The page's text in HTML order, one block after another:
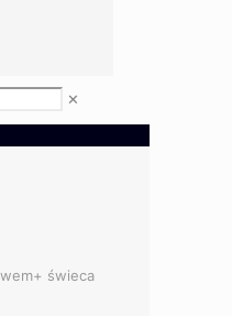
✕
świeca